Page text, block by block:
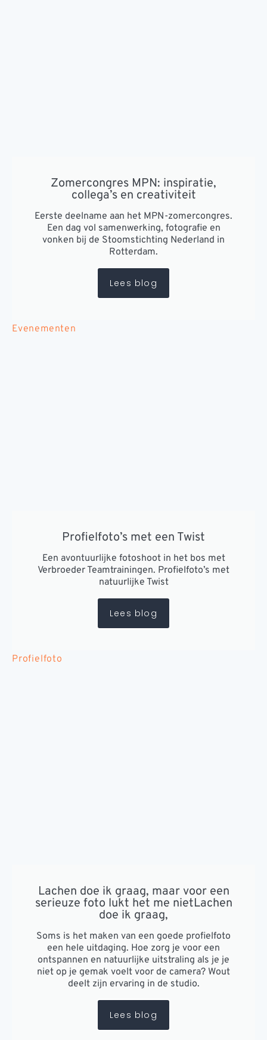
Zomercongres MPN: inspiratie,
collega’s en creativiteit
Eerste deelname aan het MPN-zomercongres.
Een dag vol samenwerking, fotografie en
vonken bij de Stoomstichting Nederland in
Rotterdam.
Lees blog
Evenementen
Profielfoto’s met een Twist
Een avontuurlijke fotoshoot in het bos met
Verbroeder Teamtrainingen. Profielfoto’s met
natuurlijke Twist
Lees blog
Profielfoto
Lachen doe ik graag, maar voor een
serieuze foto lukt het me nietLachen
doe ik graag,
Soms is het maken van een goede profielfoto
een hele uitdaging. Hoe zorg je voor een
ontspannen en natuurlijke uitstraling als je je
niet op je gemak voelt voor de camera? Wout
deelt zijn ervaring in de studio.
Lees blog